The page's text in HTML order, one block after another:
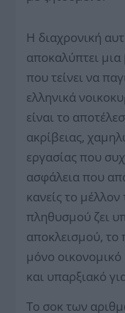
Η διαχρονική
αποκαλύπτει
που τείνει να
ελληνικά
είναι το
ακρίβειας,
εργασίας που
ασφάλεια που
κανείς το
πληθυσμού ζει
αποκλεισμού, το
μόνο οικονομικό
και υπαρξιακό
Το σοκ των